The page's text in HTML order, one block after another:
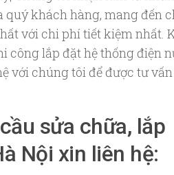
quý khách hàng, mang đến
với chi phí tiết kiệm nhất.
công lắp đặt hệ thống điện
với chúng tôi để được tư
sửa chữa, lắp
Nội xin liên hệ: